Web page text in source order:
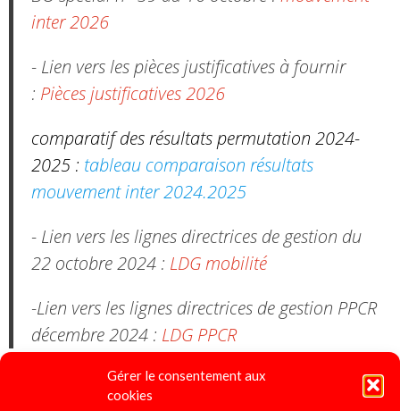
Gérer le consentement aux
cookies
inter 2026
- Lien vers les pièces justificatives à fournir
: Pièces justificatives 2026
comparatif des résultats permutation 2024-
2025 : tableau comparaison résultats
mouvement inter 2024.2025
- Lien vers les lignes directrices de gestion du
22 octobre 2024 : LDG mobilité
-Lien vers les lignes directrices de gestion PPCR
décembre 2024 : LDG PPCR